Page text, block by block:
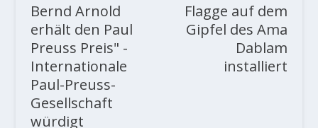
Bernd Arnold
erhält den Paul
Preuss Preis" -
Internationale
Paul-Preuss-
Gesellschaft
würdigt
Flagge auf dem
Gipfel des Ama
Dablam
installiert